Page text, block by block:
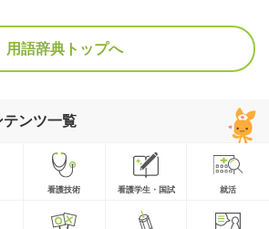
用語辞典トップへ
ンツ一覧
看護技術 看護学生・国試 就活